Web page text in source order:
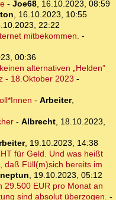
- Joe68, 16.10.2023, 08:59
, 16.10.2023, 10:55
22:22
mitbekommen. -
00:36
alternativen „Helden”
- 18.Oktober 2023 -
- Arbeiter,
- Albrecht, 18.10.2023,
, 19.10.2023, 14:38
für Geld. Und was heißt
daß Füll(m)sich bereits im
neptun, 19.10.2023, 05:12
29.500 EUR pro Monat an
sind absolut überzogen. -